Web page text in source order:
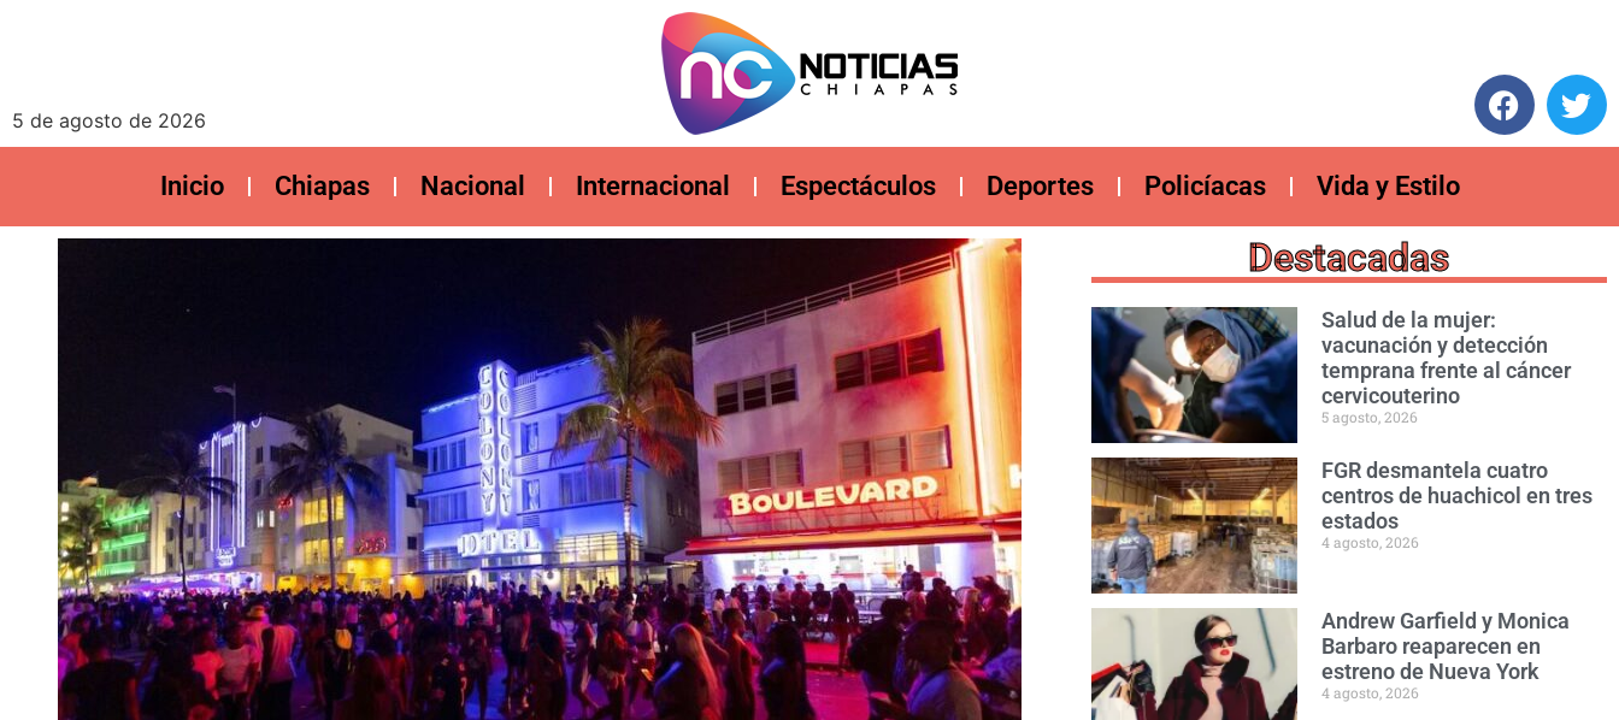
5 de agosto de 2026
Inicio Chiapas Nacional Internacional Espectáculos Deportes Policíacas Vida y Estilo
Destacadas
Salud de la mujer:
vacunación y detección
temprana frente al cáncer
cervicouterino
5 agosto, 2026
FGR desmantela cuatro
centros de huachicol en tres
estados
4 agosto, 2026
Andrew Garfield y Monica
Barbaro reaparecen en
estreno de Nueva York
4 agosto, 2026